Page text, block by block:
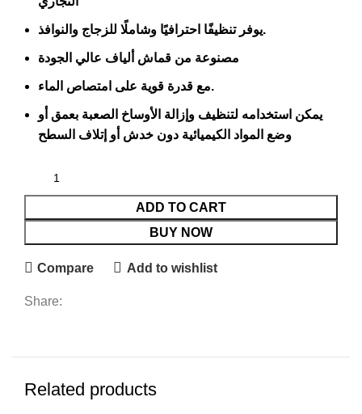
يوفر تنظيفًا احترافيًا وشاملًا للزجاج والنوافذ.
مصنوعة من قماش ألياف عالي الجودة
مع قدرة قوية على امتصاص الماء.
يمكن استخدامه لتنظيف وإزالة الأوساخ الصعبة بعمق أو
وضع المواد الكيميائية دون خدش أو إتلاف السطح
ADD TO CART
BUY NOW
Compare Add to wishlist
Share:
Related products